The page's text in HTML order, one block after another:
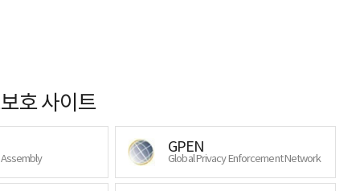
호 사이트
GPEN
Global Privacy Enforcement Network